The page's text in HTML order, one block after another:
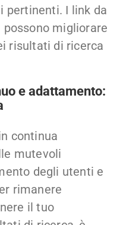
pertinenti. I link da
migliorare
risultati di ricerca
e adattamento:
continua
mutevoli
degli utenti e
rimanere
il tuo